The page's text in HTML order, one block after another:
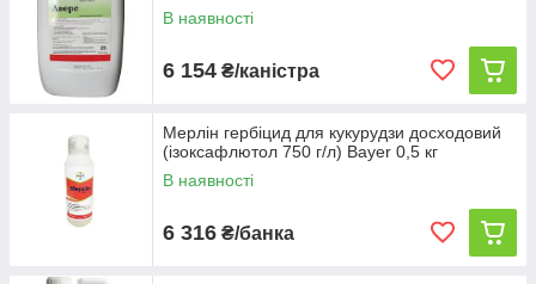
В наявності
6 154 ₴/каністра
Мерлін гербіцид для кукурудзи досходовий
(ізоксафлютол 750 г/л) Bayer 0,5 кг
В наявності
6 316 ₴/банка